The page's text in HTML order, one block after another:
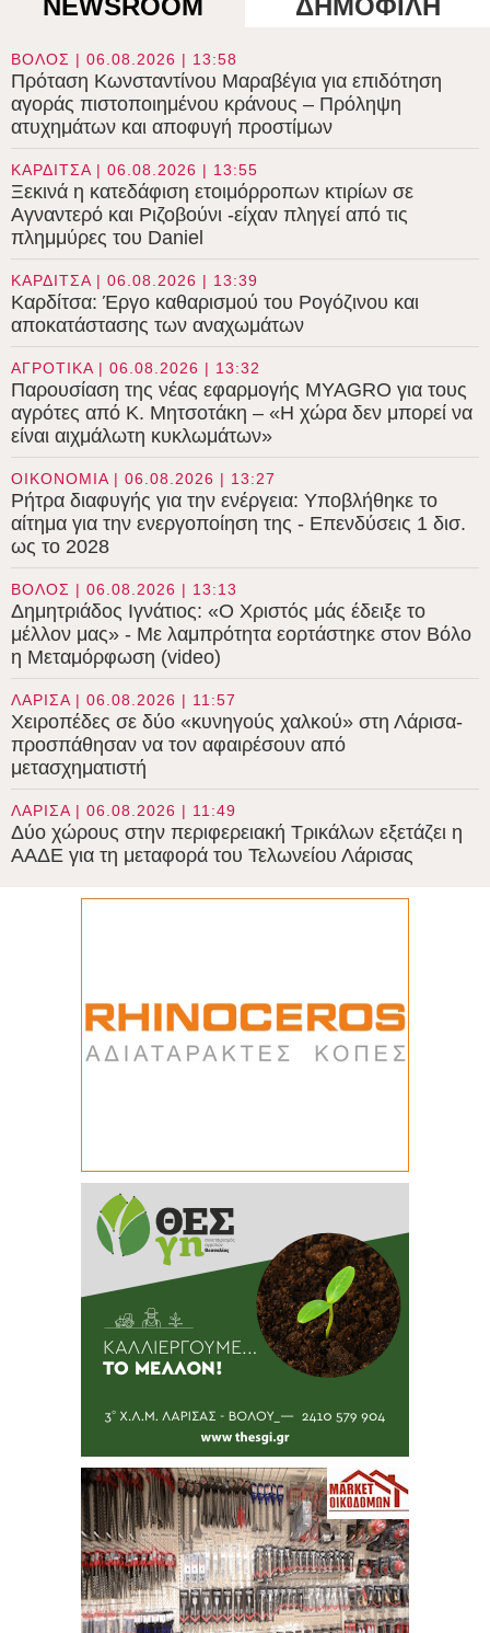
NEWSROOM ΔΗΜΟΦΙΛΗ
ΒΟΛΟΣ | 06.08.2026 | 13:58
Πρόταση Κωνσταντίνου Μαραβέγια για επιδότηση
αγοράς πιστοποιημένου κράνους – Πρόληψη
ατυχημάτων και αποφυγή προστίμων
ΚΑΡΔΙΤΣΑ | 06.08.2026 | 13:55
Ξεκινά η κατεδάφιση ετοιμόρροπων κτιρίων σε
Αγναντερό και Ριζοβούνι -είχαν πληγεί από τις
πλημμύρες του Daniel
ΚΑΡΔΙΤΣΑ | 06.08.2026 | 13:39
Καρδίτσα: Έργο καθαρισμού του Ρογόζινου και
αποκατάστασης των αναχωμάτων
ΑΓΡΟΤΙΚΑ | 06.08.2026 | 13:32
Παρουσίαση της νέας εφαρμογής MYAGRO για τους
αγρότες από Κ. Μητσοτάκη – «Η χώρα δεν μπορεί να
είναι αιχμάλωτη κυκλωμάτων»
ΟΙΚΟΝΟΜΙΑ | 06.08.2026 | 13:27
Ρήτρα διαφυγής για την ενέργεια: Υποβλήθηκε το
αίτημα για την ενεργοποίηση της - Επενδύσεις 1 δισ.
ως το 2028
ΒΟΛΟΣ | 06.08.2026 | 13:13
Δημητριάδος Ιγνάτιος: «Ο Χριστός μάς έδειξε το
μέλλον μας» - Με λαμπρότητα εορτάστηκε στον Βόλο
η Μεταμόρφωση (video)
ΛΑΡΙΣΑ | 06.08.2026 | 11:57
Χειροπέδες σε δύο «κυνηγούς χαλκού» στη Λάρισα-
προσπάθησαν να τον αφαιρέσουν από
μετασχηματιστή
ΛΑΡΙΣΑ | 06.08.2026 | 11:49
Δύο χώρους στην περιφερειακή Τρικάλων εξετάζει η
ΑΑΔΕ για τη μεταφορά του Τελωνείου Λάρισας